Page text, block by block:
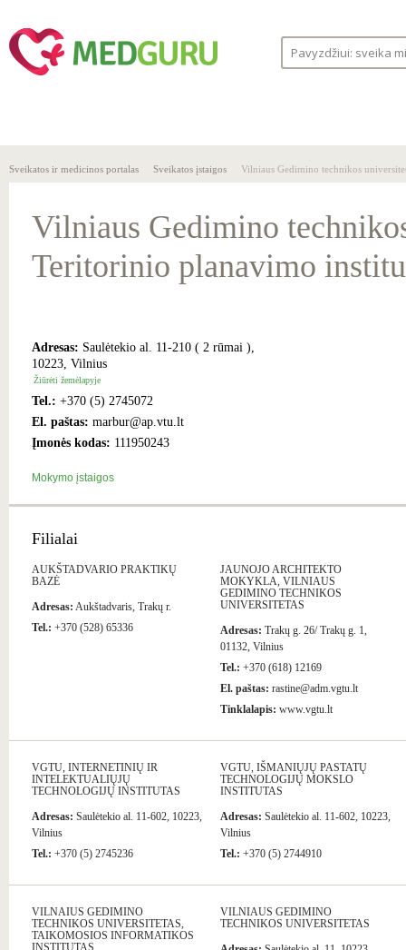
Sveikatos ir medicinos portalas Sveikatos įstaigos Vilniaus Gedimino technikos
Vilniaus Gedimino
Teritorinio planavimo
Adresas: Saulėtekio al. 11-210 ( 2 rūmai ),
10223, Vilnius
Žiūrėti žemėlapyje
Tel.: +370 (5) 2745072
El. paštas: marbur@ap.vtu.lt
Įmonės kodas: 111950243
Mokymo įstaigos
Filialai
AUKŠTADVARIO PRAKTIKŲ
BAZĖ
Adresas: Aukštadvaris, Trakų r.
Tel.: +370 (528) 65336
JAUNOJO ARCHITEKTO
MOKYKLA, VILNIAUS
GEDIMINO TECHNIKOS
UNIVERSITETAS
Adresas: Trakų g. 26/ Trakų g. 1,
01132, Vilnius
Tel.: +370 (618) 12169
El. paštas: rastine@adm.vgtu.lt
Tinklalapis: www.vgtu.lt
VGTU, INTERNETINIŲ IR
INTELEKTUALIŲJŲ
TECHNOLOGIJŲ INSTITUTAS
Adresas: Saulėtekio al. 11-602, 10223,
Vilnius
Tel.: +370 (5) 2745236
VGTU, IŠMANIŲJŲ PASTATŲ
TECHNOLOGIJŲ MOKSLO
INSTITUTAS
Adresas: Saulėtekio al. 11-602, 10223,
Vilnius
Tel.: +370 (5) 2744910
VILNAIUS GEDIMINO
TECHNIKOS UNIVERSITETAS,
TAIKOMOSIOS INFORMATIKOS
VILNIAUS GEDIMINO
TECHNIKOS UNIVERSITETAS